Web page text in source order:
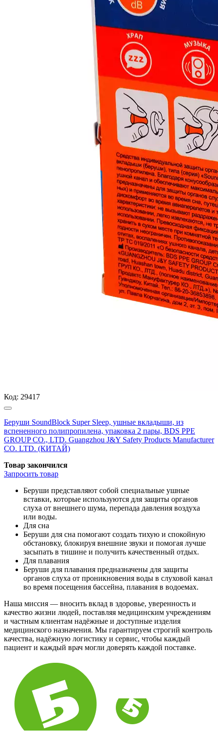
Код: 29417
Беруши SoundBlock Super Sleep, ушные вкладыши, из
вспененного полипропилена, упаковка 2 пары, BDS PPE
GROUP CO., LTD. Guangzhou J&Y Safety Products Manufacturer
CO. LTD. (КИТАЙ)
Товар закончился
Запросить товар
Беруши представляют собой специальные ушные
вставки, которые используются для защиты органов
слуха от внешнего шума, перепада давления воздуха
или воды.
Для сна
Беруши для сна помогают создать тихую и спокойную
обстановку, блокируя внешние звуки и помогая лучше
засыпать в тишине и получить качественный отдых.
Для плавания
Беруши для плавания предназначены для защиты
органов слуха от проникновения воды в слуховой канал
во время посещения бассейна, плавания в водоемах.
Наша миссия — вносить вклад в здоровье, уверенность и
качество жизни людей, поставляя медицинским учреждениям
и частным клиентам надёжные и доступные изделия
медицинского назначения. Мы гарантируем строгий контроль
качества, надёжную логистику и сервис, чтобы каждый
пациент и каждый врач могли доверять каждой поставке.